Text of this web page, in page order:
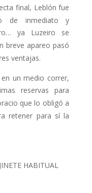
final, Leblón fue
de inmediato y
ya Luzeiro se
breve apareo pasó
ventajas.
un medio correr,
reservas para
que lo obligó a
rete­ner para sí la
HABITUAL